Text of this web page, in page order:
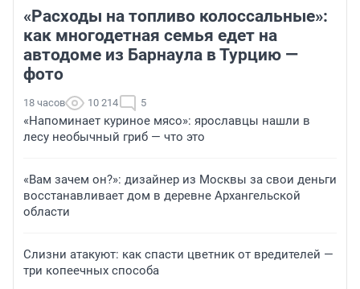
«Расходы на топливо колоссальные»:
как многодетная семья едет на
автодоме из Барнаула в Турцию —
фото
18 часов 10 214 5
«Напоминает куриное мясо»: ярославцы нашли в
лесу необычный гриб — что это
«Вам зачем он?»: дизайнер из Москвы за свои деньги
восстанавливает дом в деревне Архангельской
области
Слизни атакуют: как спасти цветник от вредителей —
три копеечных способа